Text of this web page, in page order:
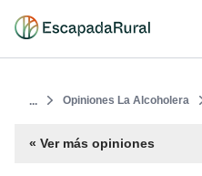
... Opiniones La Alcoholera
« Ver más opiniones